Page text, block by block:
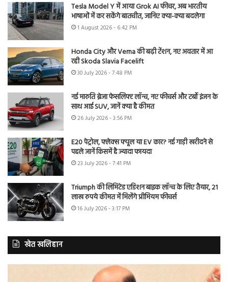
Tesla Model Y में आया Grok AI फीचर, अब भारतीय
भाषाओं में कर सकेंगे बातचीत, जानिए क्या-क्या बदलेगा
1 August 2026 - 6:42 PM
Honda City और Verna की बढ़ी टेंशन, नए अवतार में आ
रही Skoda Slavia Facelift
30 July 2026 - 7:48 PM
नई मारुति ब्रेजा फेसलिफ्ट लॉन्च, नए फीचर्स और टर्बो इंजन के
साथ आई SUV, जानें क्या है कीमत
26 July 2026 - 3:56 PM
E20 पेट्रोल, फ्लेक्स फ्यूल या EV कार? नई गाड़ी खरीदने से
पहले जानें किसमें है ज्यादा फायदा
23 July 2026 - 7:41 PM
Triumph की लिमिटेड एडिशन बाइक लॉन्च के लिए तैयार, 21
लाख रुपये कीमत में मिलेंगे प्रीमियम फीचर्स
16 July 2026 - 3:17 PM
खेत खलिहान